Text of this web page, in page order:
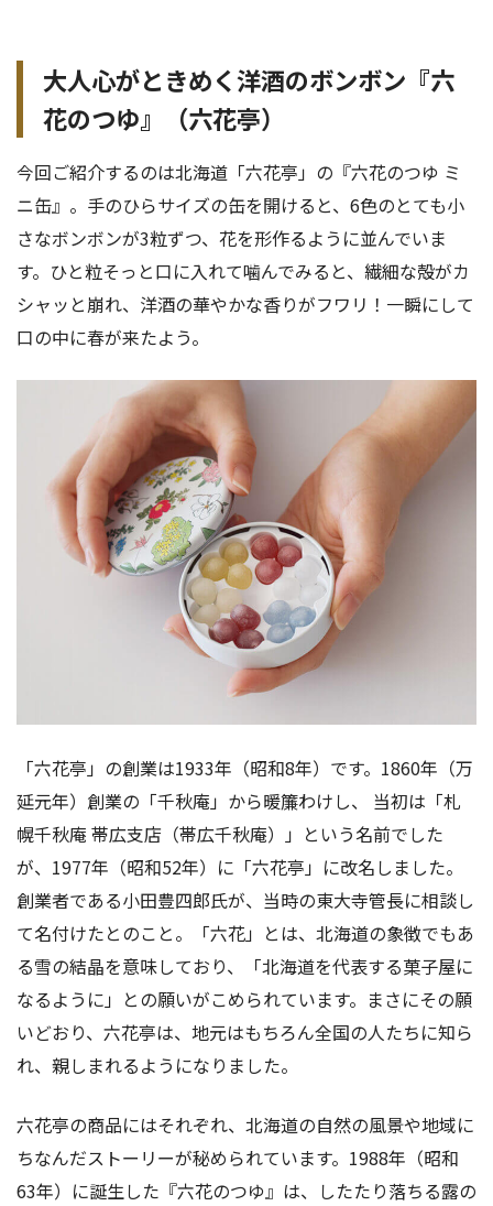
大人心がときめく洋酒のボンボン『六
花のつゆ』（六花亭）
今回ご紹介するのは北海道「六花亭」の『六花のつゆ ミ
ニ缶』。手のひらサイズの缶を開けると、6色のとても小
さなボンボンが3粒ずつ、花を形作るように並んでいま
す。ひと粒そっと口に入れて噛んでみると、繊細な殻がカ
シャッと崩れ、洋酒の華やかな香りがフワリ！一瞬にして
口の中に春が来たよう。
「六花亭」の創業は1933年（昭和8年）です。1860年（万
延元年）創業の「千秋庵」から暖簾わけし、 当初は「札
幌千秋庵 帯広支店（帯広千秋庵）」という名前でした
が、1977年（昭和52年）に「六花亭」に改名しました。
創業者である小田豊四郎氏が、当時の東大寺管長に相談し
て名付けたとのこと。「六花」とは、北海道の象徴でもあ
る雪の結晶を意味しており、「北海道を代表する菓子屋に
なるように」との願いがこめられています。まさにその願
いどおり、六花亭は、地元はもちろん全国の人たちに知ら
れ、親しまれるようになりました。
六花亭の商品にはそれぞれ、北海道の自然の風景や地域に
ちなんだストーリーが秘められています。1988年（昭和
63年）に誕生した『六花のつゆ』は、したたり落ちる露の